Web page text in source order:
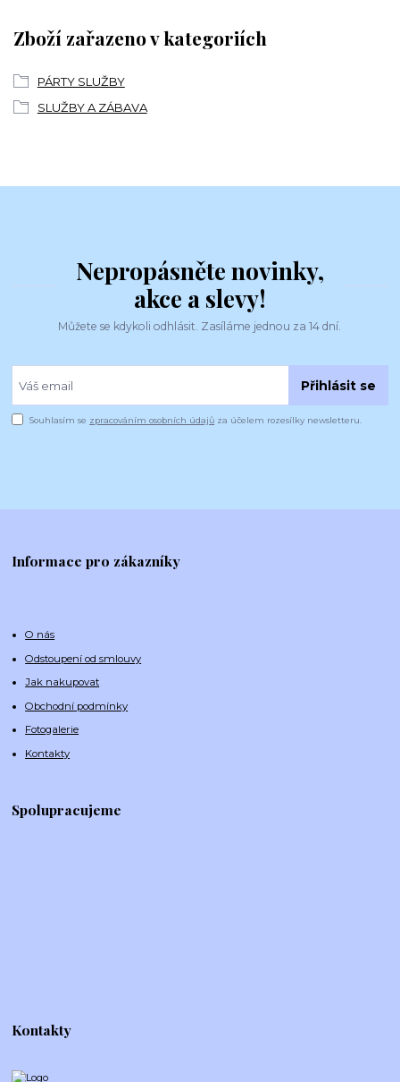
Zboží zařazeno v kategoriích
PÁRTY SLUŽBY
SLUŽBY A ZÁBAVA
Nepropásněte novinky,
akce a slevy!
Můžete se kdykoli odhlásit. Zasíláme jednou za 14 dní.
Přihlásit se
Souhlasím se zpracováním osobních údajů za účelem rozesílky newsletteru.
Informace pro zákazníky
O nás
Odstoupení od smlouvy
Jak nakupovat
Obchodní podmínky
Fotogalerie
Kontakty
Spolupracujeme
Kontakty